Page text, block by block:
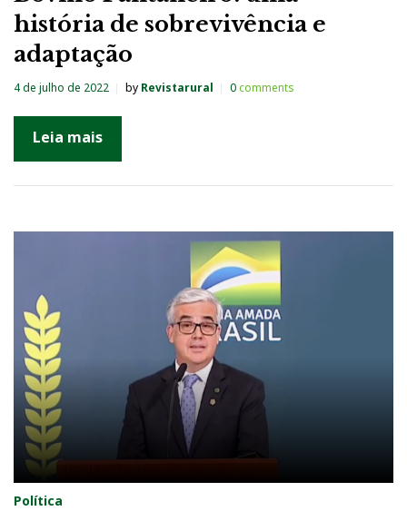
d
e
2
2
história de sobrevivência e
adaptação
4 de julho de 2022 by Revistarural 0comments
Leia mais
Política